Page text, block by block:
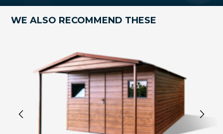
WE ALSO RECOMMEND THESE